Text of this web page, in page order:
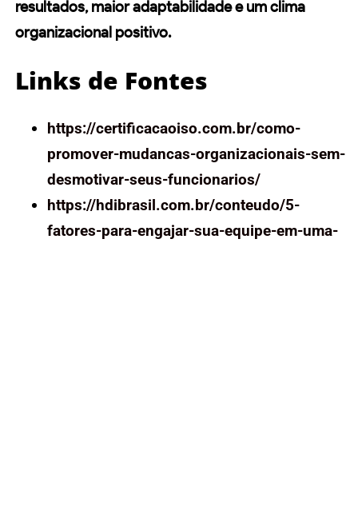
resultados, maior adaptabilidade e um clima
organizacional positivo.
Links de Fontes
https://certificacaoiso.com.br/como-
promover-mudancas-organizacionais-sem-
desmotivar-seus-funcionarios/
https://hdibrasil.com.br/conteudo/5-
fatores-para-engajar-sua-equipe-em-uma-